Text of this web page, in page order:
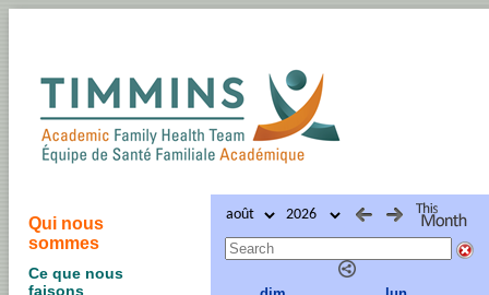
Qui nous
sommes
Ce que nous
faisons